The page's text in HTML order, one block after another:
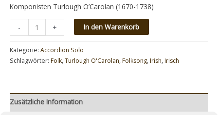
Komponisten Turlough O’Carolan (1670-1738)
Quantity
-
Squire
Jones
(Accordion
Quantity
+ In den Warenkorb
Kategorie: Accordion Solo
Schlagwörter: Folk,Turlough O'Carolan,Folksong,Irish,Irisch
Zusätzliche Information